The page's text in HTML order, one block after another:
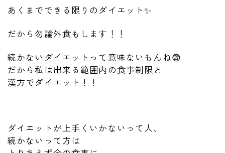
あくまでできる限りのダイエット✨
だから勿論外食もします！！
続かないダイエットって意味ないもんね😨
だから私は出来る範囲内の食事制限と
漢方でダイエット！！
ダイエットが上手くいかないって人、
続かないって方は